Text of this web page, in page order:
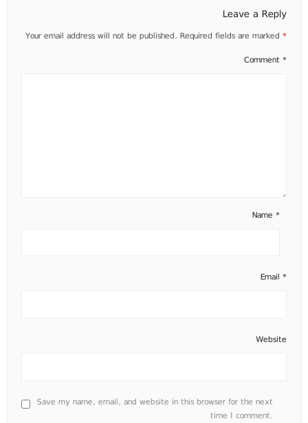
Leave a Reply
Your email address will not be published. Required fields are marked *
Comment *
Name *
Email *
Website
Save my name, email, and website in this browser for the next
time I comment.